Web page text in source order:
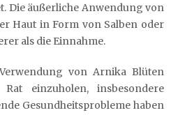
Die äußerliche Anwendung von
Haut in Form von Salben oder
als die Einnahme.
von Arnika Blüten
einzuholen, insbesondere
Gesundheitsprobleme haben